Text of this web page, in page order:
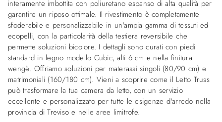
interamente imbottita con poliuretano espanso di alta qualità per
garantire un riposo ottimale. Il rivestimento è completamente
sfoderabile e personalizzabile in un'ampia gamma di tessuti ed
ecopelli, con la particolarità della testiera reversibile che
permette soluzioni bicolore. I dettagli sono curati con piedi
standard in legno modello Cubic, alti 6 cm e nella finitura
wengè. Offriamo soluzioni per materassi singoli (80/90 cm) e
matrimoniali (160/180 cm). Vieni a scoprire come il Letto Truss
può trasformare la tua camera da letto, con un servizio
eccellente e personalizzato per tutte le esigenze d'arredo nella
provincia di Treviso e nelle aree limitrofe.